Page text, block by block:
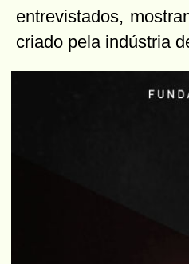
entrevistados,
criado pela indústria